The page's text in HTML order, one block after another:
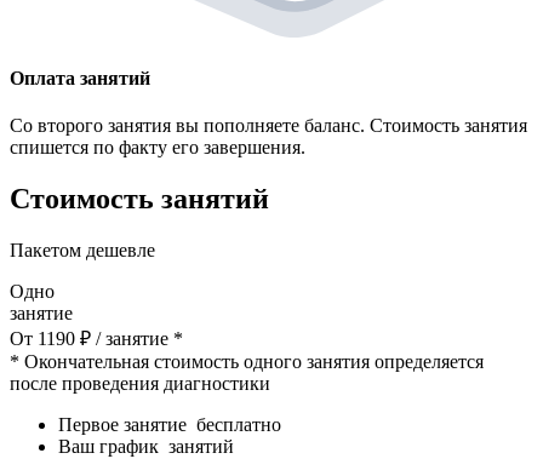
Оплата занятий
Со второго занятия вы пополняете баланс. Стоимость занятия
спишется по факту его завершения.
Стоимость занятий
Пакетом дешевле
Одно
занятие
От 1190 ₽ / занятие *
* Окончательная стоимость одного занятия определяется
после проведения диагностики
Первое занятие бесплатно
Ваш график занятий